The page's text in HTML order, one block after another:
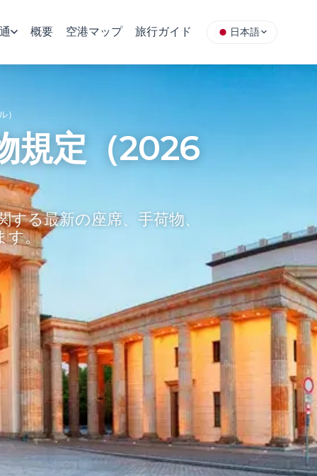
概要 空港マップ 旅行ガイド 日本語
）
規定（2026
る最新の座席、手荷物、
す。